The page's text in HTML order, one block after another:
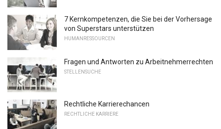
7 Kernkompetenzen, die Sie bei der Vorhersage
von Superstars unterstützen
HUMANRESSOURCEN
Fragen und Antworten zu Arbeitnehmerrechten
STELLENSUCHE
Rechtliche Karrierechancen
RECHTLICHE KARRIERE